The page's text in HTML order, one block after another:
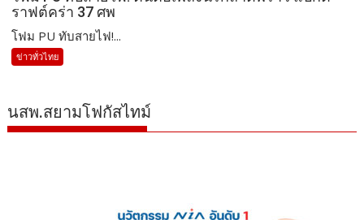
ราฟต์คร่า 37 ศพ
โฟม PU ทับสายไฟ!...
ข่าวทั่วไทย
นสพ.สยามโฟกัสไทม์